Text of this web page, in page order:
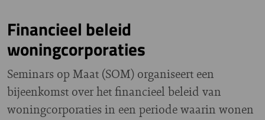
Financieel beleid
woningcorporaties
Seminars op Maat (SOM) organiseert een
bijeenkomst over het financieel beleid van
woningcorporaties in een periode waarin wonen